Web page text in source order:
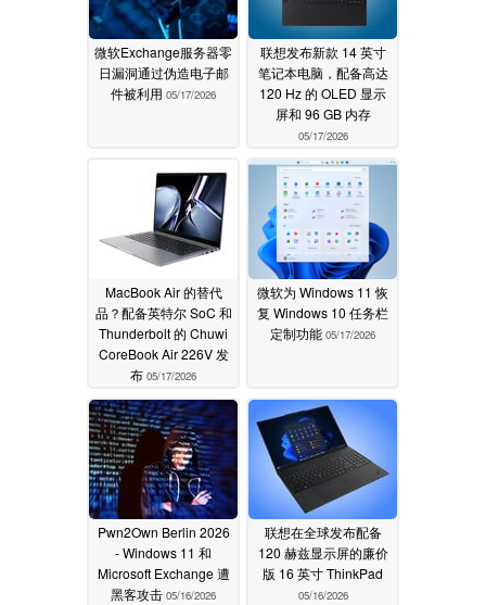
微软Exchange服务器零
日漏洞通过伪造电子邮
件被利用 05/17/2026
联想发布新款 14 英寸
笔记本电脑，配备高达
120 Hz 的 OLED 显示
屏和 96 GB 内存
05/17/2026
MacBook Air 的替代
品？配备英特尔 SoC 和
Thunderbolt 的 Chuwi
CoreBook Air 226V 发
布 05/17/2026
微软为 Windows 11 恢
复 Windows 10 任务栏
定制功能 05/17/2026
Pwn2Own Berlin 2026
- Windows 11 和
Microsoft Exchange 遭
黑客攻击 05/16/2026
联想在全球发布配备
120 赫兹显示屏的廉价
版 16 英寸 ThinkPad
05/16/2026